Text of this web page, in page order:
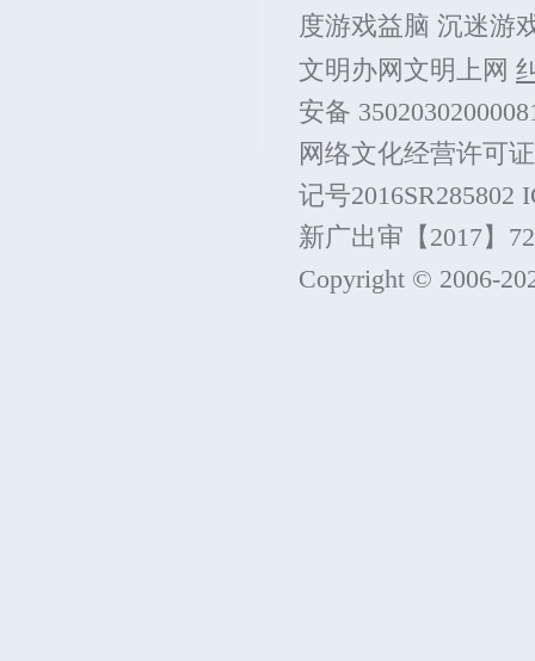
度游戏益脑 沉迷游
文明办网文明上网
安备
网络文化经营许可
记号2016SR285802
新广出审【2017】
Copyright © 2006-